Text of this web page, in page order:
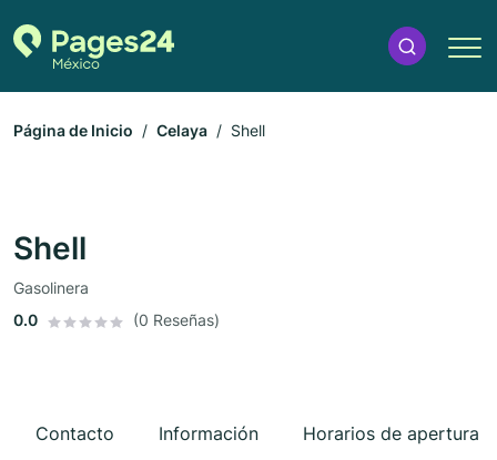
Página de Inicio Celaya Shell
Shell
Gasolinera
0.0
(0 Reseñas)
Contacto Información Horarios de apertura